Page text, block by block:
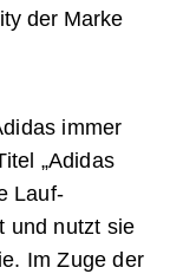
der Marke
immer
„Adidas
Lauf-
und nutzt sie
Im Zuge der